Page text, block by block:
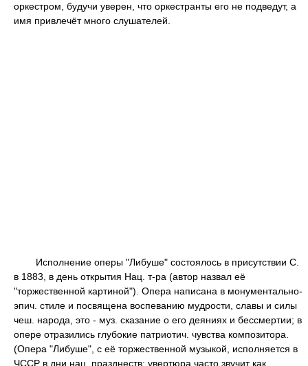
оркестром, будучи уверен, что оркестранты его не подведут, а
имя привлечёт много слушателей.
Исполнение оперы "Либуше" состоялось в присутствии С.
в 1883, в день открытия Нац. т-ра (автор назвал её
"торжественной картиной"). Опера написана в монументально-
эпич. стиле и посвящена воспеванию мудрости, славы и силы
чеш. народа, это - муз. сказание о его деяниях и бессмертии; в
опере отразились глубокие патриотич. чувства композитора.
(Опера "Либуше", с её торжественной музыкой, исполняется в
ЧССР в дни нац. празднеств; увертюра часто звучит как